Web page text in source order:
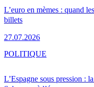
L’euro en mèmes : quand
billets
27.07.2026
L’Espagne sous pression :
POLITIQUE